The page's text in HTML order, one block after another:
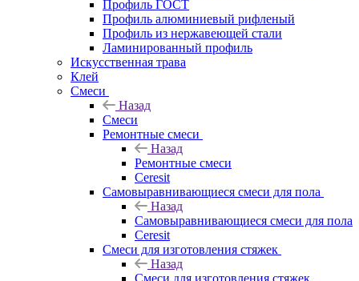
Профиль ГОСТ
Профиль алюминиевый рифленый
Профиль из нержавеющей стали
Ламинированный профиль
Искусственная трава
Клей
Смеси
Назад
Смеси
Ремонтные смеси
Назад
Ремонтные смеси
Ceresit
Самовыравнивающиеся смеси для пола
Назад
Самовыравнивающиеся смеси для пола
Ceresit
Смеси для изготовления стяжек
Назад
Смеси для изготовления стяжек